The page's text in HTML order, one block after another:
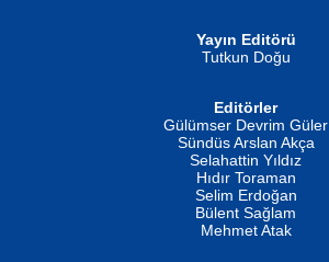
İSMAİL OKUTAN
Erkeklerin Kahrolması Ne Demektir
Evvel Zaman Tanrıçası...
Yayın Editörü
Tutkun Doğu
Editörler
Gülümser Devrim Güler
Sündüs Arslan Akça
Selahattin Yıldız
Hıdır Toraman
Selim Erdoğan
Bülent Sağlam
Mehmet Atak